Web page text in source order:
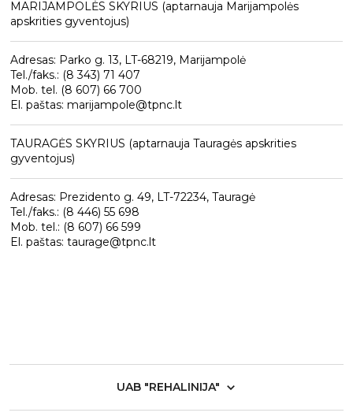
MARIJAMPOLĖS SKYRIUS (aptarnauja Marijampolės
apskrities gyventojus)
Adresas: Parko g. 13, LT-68219, Marijampolė
Tel./faks.: (8 343) 71 407
Mob. tel. (8 607) 66 700
El. paštas: marijampole@tpnc.lt
TAURAGĖS SKYRIUS (aptarnauja Tauragės apskrities
gyventojus)
Adresas: Prezidento g. 49, LT-72234, Tauragė
Tel./faks.: (8 446) 55 698
Mob. tel.: (8 607) 66 599
El. paštas: taurage@tpnc.lt
UAB "REHALINIJA"